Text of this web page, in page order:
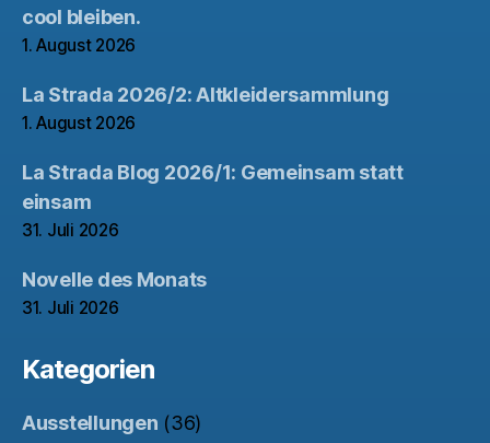
cool bleiben.
1. August 2026
La Strada 2026/2: Altkleidersammlung
1. August 2026
La Strada Blog 2026/1: Gemeinsam statt
einsam
31. Juli 2026
Novelle des Monats
31. Juli 2026
Kategorien
Ausstellungen (36)